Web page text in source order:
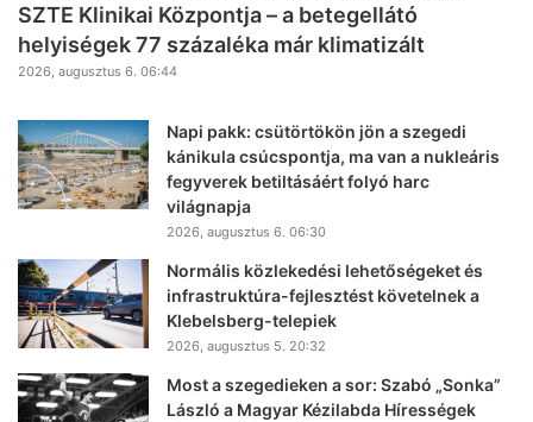
SZTE Klinikai Központja – a betegellátó
helyiségek 77 százaléka már klimatizált
2026, augusztus 6. 06:44
Napi pakk: csütörtökön jön a szegedi
kánikula csúcspontja, ma van a nukleáris
fegyverek betiltásáért folyó harc
világnapja
2026, augusztus 6. 06:30
Normális közlekedési lehetőségeket és
infrastruktúra-fejlesztést követelnek a
Klebelsberg-telepiek
2026, augusztus 5. 20:32
Most a szegedieken a sor: Szabó „Sonka”
László a Magyar Kézilabda Hírességek